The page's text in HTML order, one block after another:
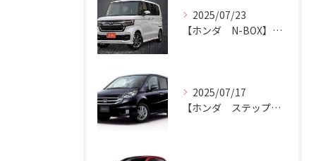
2025/07/23
【ホンダ N-BOX】N-BOXをハッピーカーズ市原中央店にお売りください。
2025/07/17
【ホンダ ステップワゴン】ハッピーカーズ市原中央店がステップワゴン買取ります。